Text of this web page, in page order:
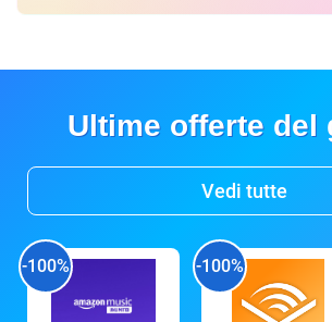
Ultime offerte del
Vedi tutte
-100% -100%